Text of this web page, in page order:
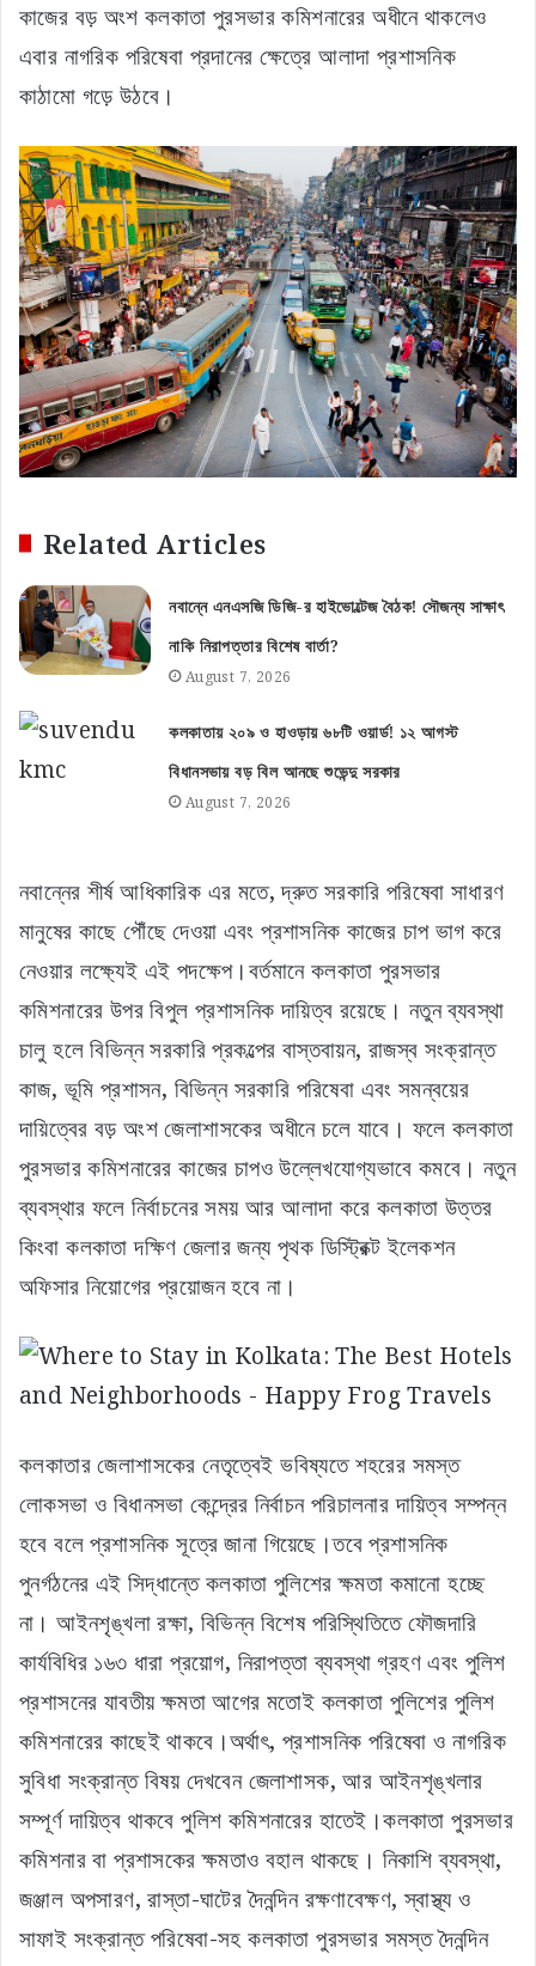
কাজের বড় অংশ কলকাতা পুরসভার কমিশনারের অধীনে থাকলেও
এবার নাগরিক পরিষেবা প্রদানের ক্ষেত্রে আলাদা প্রশাসনিক
কাঠামো গড়ে উঠবে।
Related Articles
নবান্নে এনএসজি ডিজি-র হাইভোল্টেজ বৈঠক! সৌজন্য সাক্ষাৎ
নাকি নিরাপত্তার বিশেষ বার্তা?
August 7, 2026
কলকাতায় ২০৯ ও হাওড়ায় ৬৮টি ওয়ার্ড! ১২ আগস্ট
বিধানসভায় বড় বিল আনছে শুভেন্দু সরকার
August 7, 2026
নবান্নের শীর্ষ আধিকারিক এর মতে, দ্রুত সরকারি পরিষেবা সাধারণ
মানুষের কাছে পৌঁছে দেওয়া এবং প্রশাসনিক কাজের চাপ ভাগ করে
নেওয়ার লক্ষ্যেই এই পদক্ষেপ।বর্তমানে কলকাতা পুরসভার
কমিশনারের উপর বিপুল প্রশাসনিক দায়িত্ব রয়েছে। নতুন ব্যবস্থা
চালু হলে বিভিন্ন সরকারি প্রকল্পের বাস্তবায়ন, রাজস্ব সংক্রান্ত
কাজ, ভূমি প্রশাসন, বিভিন্ন সরকারি পরিষেবা এবং সমন্বয়ের
দায়িত্বের বড় অংশ জেলাশাসকের অধীনে চলে যাবে। ফলে কলকাতা
পুরসভার কমিশনারের কাজের চাপও উল্লেখযোগ্যভাবে কমবে। নতুন
ব্যবস্থার ফলে নির্বাচনের সময় আর আলাদা করে কলকাতা উত্তর
কিংবা কলকাতা দক্ষিণ জেলার জন্য পৃথক ডিস্ট্রিক্ট ইলেকশন
অফিসার নিয়োগের প্রয়োজন হবে না।
কলকাতার জেলাশাসকের নেতৃত্বেই ভবিষ্যতে শহরের সমস্ত
লোকসভা ও বিধানসভা কেন্দ্রের নির্বাচন পরিচালনার দায়িত্ব সম্পন্ন
হবে বলে প্রশাসনিক সূত্রে জানা গিয়েছে।তবে প্রশাসনিক
পুনর্গঠনের এই সিদ্ধান্তে কলকাতা পুলিশের ক্ষমতা কমানো হচ্ছে
না। আইনশৃঙ্খলা রক্ষা, বিভিন্ন বিশেষ পরিস্থিতিতে ফৌজদারি
কার্যবিধির ১৬৩ ধারা প্রয়োগ, নিরাপত্তা ব্যবস্থা গ্রহণ এবং পুলিশ
প্রশাসনের যাবতীয় ক্ষমতা আগের মতোই কলকাতা পুলিশের পুলিশ
কমিশনারের কাছেই থাকবে।অর্থাৎ, প্রশাসনিক পরিষেবা ও নাগরিক
সুবিধা সংক্রান্ত বিষয় দেখবেন জেলাশাসক, আর আইনশৃঙ্খলার
সম্পূর্ণ দায়িত্ব থাকবে পুলিশ কমিশনারের হাতেই।কলকাতা পুরসভার
কমিশনার বা প্রশাসকের ক্ষমতাও বহাল থাকছে। নিকাশি ব্যবস্থা,
জঞ্জাল অপসারণ, রাস্তা-ঘাটের দৈনন্দিন রক্ষণাবেক্ষণ, স্বাস্থ্য ও
সাফাই সংক্রান্ত পরিষেবা-সহ কলকাতা পুরসভার সমস্ত দৈনন্দিন